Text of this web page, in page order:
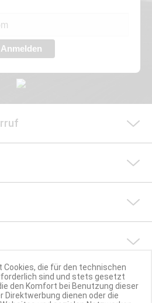
Anmelden
Cookies, die für den technischen
sind und stets gesetzt
den Komfort bei Benutzung dieser
Direktwerbung dienen oder die